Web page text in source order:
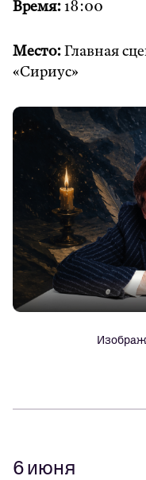
Время:18:00
Место:Главная
«Сириус»
6 июня